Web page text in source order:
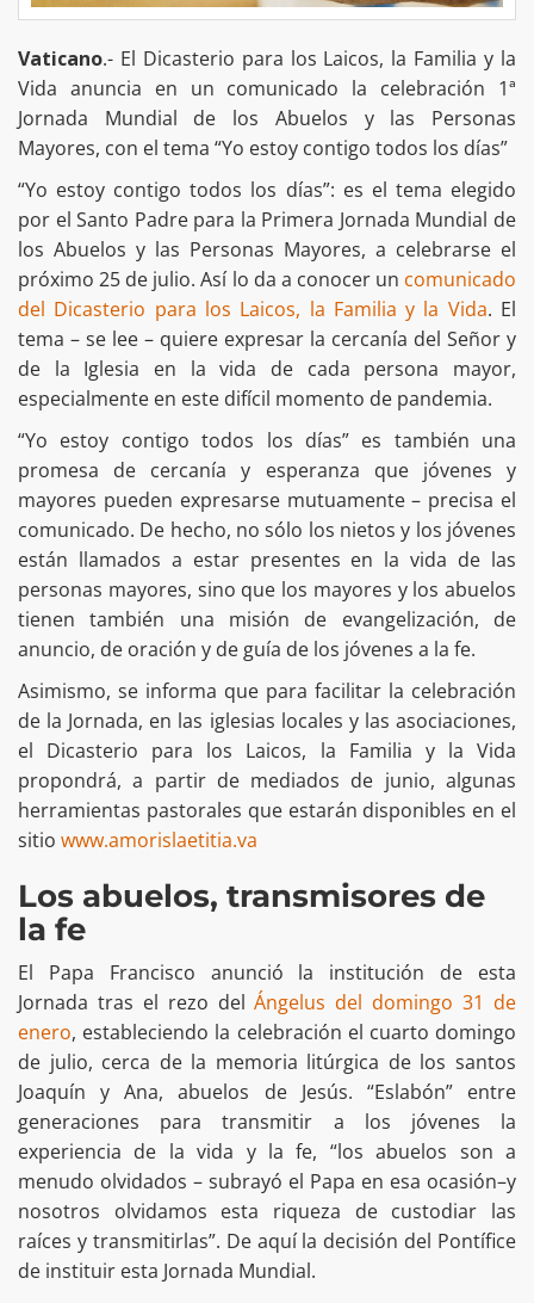
Vaticano.- El Dicasterio para los Laicos, la Familia y la
Vida anuncia en un comunicado la celebración 1ª
Jornada Mundial de los Abuelos y las Personas
Mayores, con el tema “Yo estoy contigo todos los días”
“Yo estoy contigo todos los días”: es el tema elegido
por el Santo Padre para la Primera Jornada Mundial de
los Abuelos y las Personas Mayores, a celebrarse el
próximo 25 de julio. Así lo da a conocer un comunicado
del Dicasterio para los Laicos, la Familia y la Vida. El
tema – se lee – quiere expresar la cercanía del Señor y
de la Iglesia en la vida de cada persona mayor,
especialmente en este difícil momento de pandemia.
“Yo estoy contigo todos los días” es también una
promesa de cercanía y esperanza que jóvenes y
mayores pueden expresarse mutuamente – precisa el
comunicado. De hecho, no sólo los nietos y los jóvenes
están llamados a estar presentes en la vida de las
personas mayores, sino que los mayores y los abuelos
tienen también una misión de evangelización, de
anuncio, de oración y de guía de los jóvenes a la fe.
Asimismo, se informa que para facilitar la celebración
de la Jornada, en las iglesias locales y las asociaciones,
el Dicasterio para los Laicos, la Familia y la Vida
propondrá, a partir de mediados de junio, algunas
herramientas pastorales que estarán disponibles en el
sitio www.amorislaetitia.va
Los abuelos, transmisores de
la fe
El Papa Francisco anunció la institución de esta
Jornada tras el rezo delÁngelus del domingo 31 de
enero, estableciendo la celebración el cuarto domingo
de julio, cerca de la memoria litúrgica de los santos
Joaquín y Ana, abuelos de Jesús. “Eslabón” entre
generaciones para transmitir a los jóvenes la
experiencia de la vida y la fe, “los abuelos son a
menudo olvidados – subrayó el Papa en esa ocasión–y
nosotros olvidamos esta riqueza de custodiar las
raíces y transmitirlas”. De aquí la decisión del Pontífice
de instituir esta Jornada Mundial.